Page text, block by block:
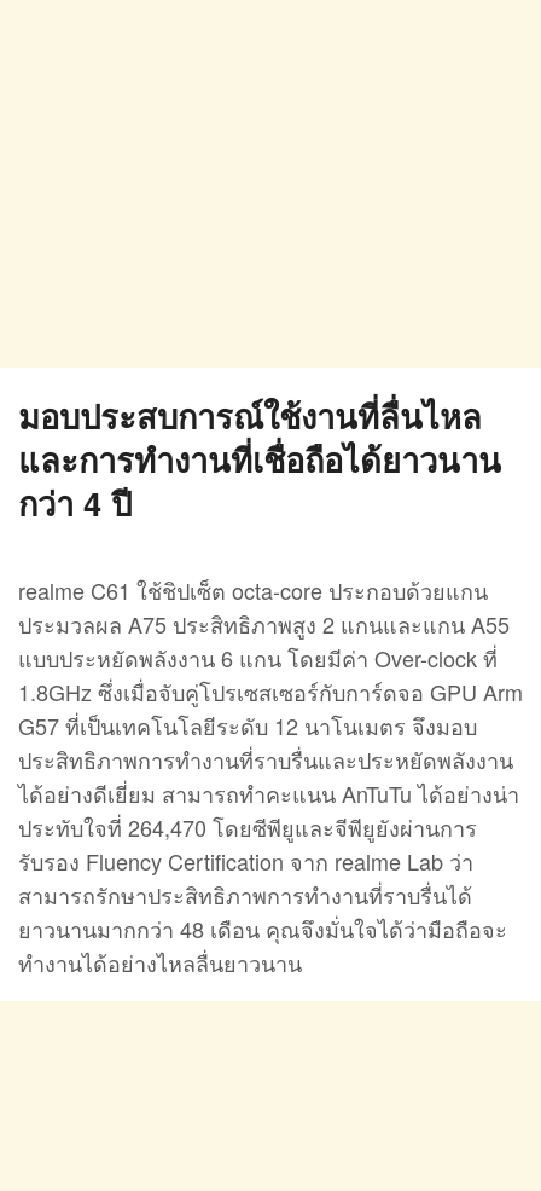
มอบประสบการณ์ใช้งานที่ลื่นไหล
และการทำงานที่เชื่อถือได้ยาวนาน
กว่า 4 ปี
realme C61 ใช้ชิปเซ็ต octa-core ประกอบด้วยแกน
ประมวลผล A75 ประสิทธิภาพสูง 2 แกนและแกน A55
แบบประหยัดพลังงาน 6 แกน โดยมีค่า Over-clock ที่
1.8GHz ซึ่งเมื่อจับคู่โปรเซสเซอร์กับการ์ดจอ GPU Arm
G57 ที่เป็นเทคโนโลยีระดับ 12 นาโนเมตร จึงมอบ
ประสิทธิภาพการทำงานที่ราบรื่นและประหยัดพลังงาน
ได้อย่างดีเยี่ยม สามารถทำคะแนน AnTuTu ได้อย่างน่า
ประทับใจที่ 264,470 โดยซีพียูและจีพียูยังผ่านการ
รับรอง Fluency Certification จาก realme Lab ว่า
สามารถรักษาประสิทธิภาพการทำงานที่ราบรื่นได้
ยาวนานมากกว่า 48 เดือน คุณจึงมั่นใจได้ว่ามือถือจะ
ทำงานได้อย่างไหลลื่นยาวนาน